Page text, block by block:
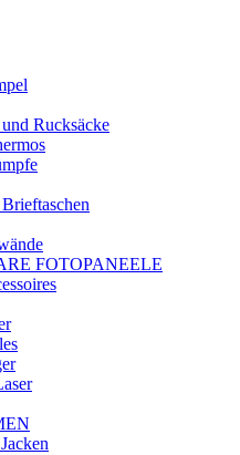
Rucksäcke
FOTOPANEELE